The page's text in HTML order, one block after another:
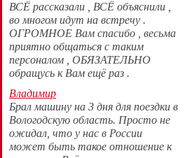
ВСЁ рассказали , ВСЁ объяснили ,
во многом идут на встречу .
ОГРОМНОЕ Вам спасибо , весьма
приятно общаться с таким
персоналом , ОБЯЗАТЕЛЬНО
обращусь к Вам ещё раз .
Владимир
Брал машину на 3 дня для поездки в
Вологодскую область. Просто не
ожидал, что у нас в России
может быть такое отношение к